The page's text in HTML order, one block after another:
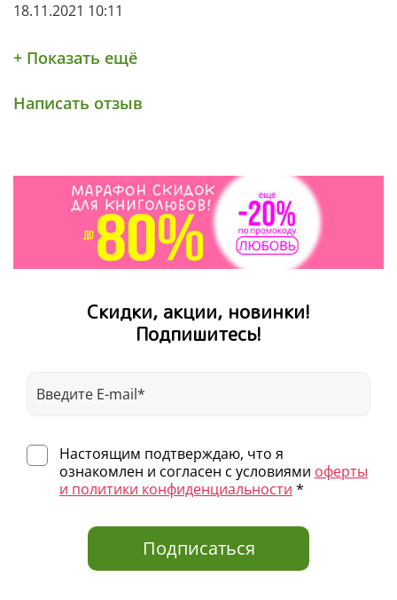
18.11.2021 10:11
+ Показать ещё
Написать отзыв
Скидки, акции, новинки!
Подпишитесь!
Настоящим подтверждаю, что я
ознакомлен и согласен с условиями оферты
и политики конфиденциальности *
Подписаться